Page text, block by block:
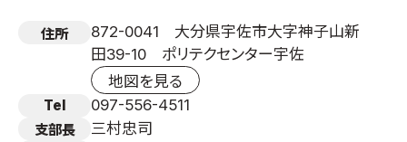
住所
872-0041 大分県宇佐市大字神子山新
田39-10 ポリテクセンター宇佐
地図を見る
Tel 097-556-4511
支部長 三村忠司